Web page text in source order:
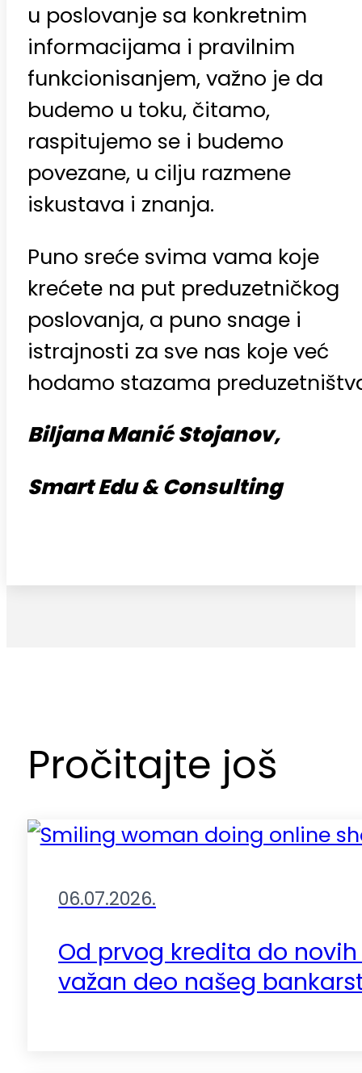
u poslovanje sa konkretnim
informacijama i pravilnim
funkcionisanjem, važno je da
budemo u toku, čitamo,
raspitujemo se i budemo
povezane, u cilju razmene
iskustava i znanja.
Puno sreće svima vama koje
krećete na put preduzetničkog
poslovanja, a puno snage i
istrajnosti za sve nas koje već
hodamo stazama
Biljana Manić Stojanov,
Smart Edu & Consulting
Pročitajte još
06.07.2026.
Od prvog kredita do
važan deo našeg